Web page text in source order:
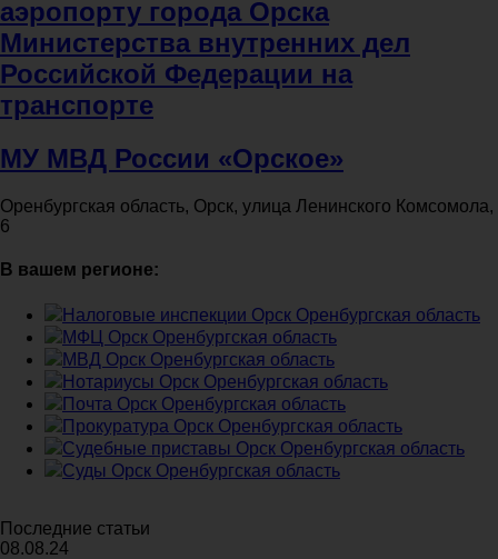
аэропорту города Орска
Министерства внутренних дел
Российской Федерации на
транспорте
МУ МВД России «Орское»
Оренбургская область, Орск, улица Ленинского Комсомола,
6
В вашем регионе:
Налоговые инспекции Орск Оренбургская область
МФЦ Орск Оренбургская область
МВД Орск Оренбургская область
Нотариусы Орск Оренбургская область
Почта Орск Оренбургская область
Прокуратура Орск Оренбургская область
Судебные приставы Орск Оренбургская область
Суды Орск Оренбургская область
Последние статьи
08.08.24